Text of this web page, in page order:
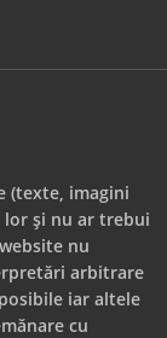
(texte, imagini
și nu ar trebui
nu
arbitrare
iar altele
cu